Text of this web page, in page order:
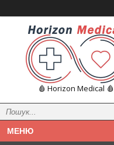
🩸 Horizon Medical 🩸